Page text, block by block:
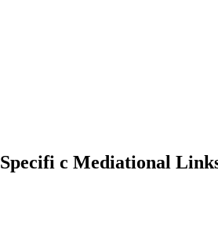
c Mediational